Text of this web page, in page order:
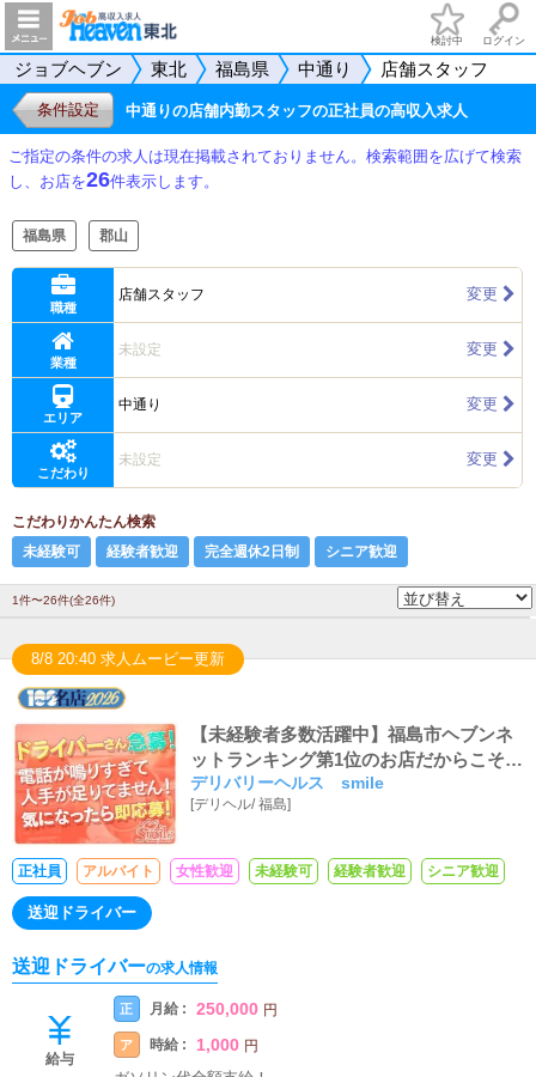
検討中 ログイン
ジョブヘブン 東北 福島県 中通り 店舗スタッフ
条件設定 中通りの店舗内勤スタッフの正社員の高収入求人
ご指定の条件の求人は現在掲載されておりません。検索範囲を広げて検索
し、お店を26件表示します。
福島県 郡山
職種
店舗スタッフ 変更
業種
未設定 変更
エリア
中通り 変更
こだわり
未設定 変更
こだわりかんたん検索
未経験可
経験者歓迎 完全週休2日制 シニア歓迎
1件〜26件(全26件)
8/8 20:40 求人ムービー更新
【未経験者多数活躍中】福島市ヘブンネ
ットランキング第1位のお店だからこその
高収入待遇！！ ダブルワークOK！年齢
不問！やる気のある方積極採用いたしま
デリバリーヘルス smile
[デリヘル/福島]
正社員 アルバイト 女性歓迎 未経験可 経験者歓迎 シニア歓迎
送迎ドライバー
送迎ドライバーの求人情報
給与
正 月給 : 250,000 円
ア 時給 : 1,000 円